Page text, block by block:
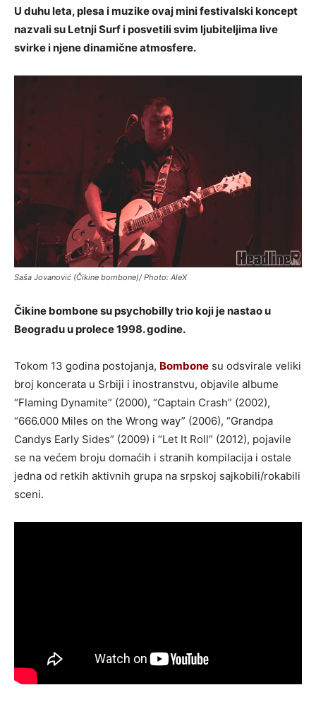
U duhu leta, plesa i muzike ovaj mini festivalski koncept
nazvali su Letnji Surf i posvetili svim ljubiteljima live
svirke i njene dinamične atmosfere.
Saša Jovanović (Čikine bombone)/ Photo: AleX
Čikine bombone su psychobilly trio koji je nastao u
Beogradu u prolece 1998. godine.
Tokom 13 godina postojanja, Bombone su odsvirale veliki
broj koncerata u Srbiji i inostranstvu, objavile albume
“Flaming Dynamite” (2000), “Captain Crash” (2002),
“666.000 Miles on the Wrong way” (2006), “Grandpa
Candys Early Sides” (2009) i “Let It Roll” (2012), pojavile
se na većem broju domaćih i stranih kompilacija i ostale
jedna od retkih aktivnih grupa na srpskoj sajkobili/rokabili
sceni.